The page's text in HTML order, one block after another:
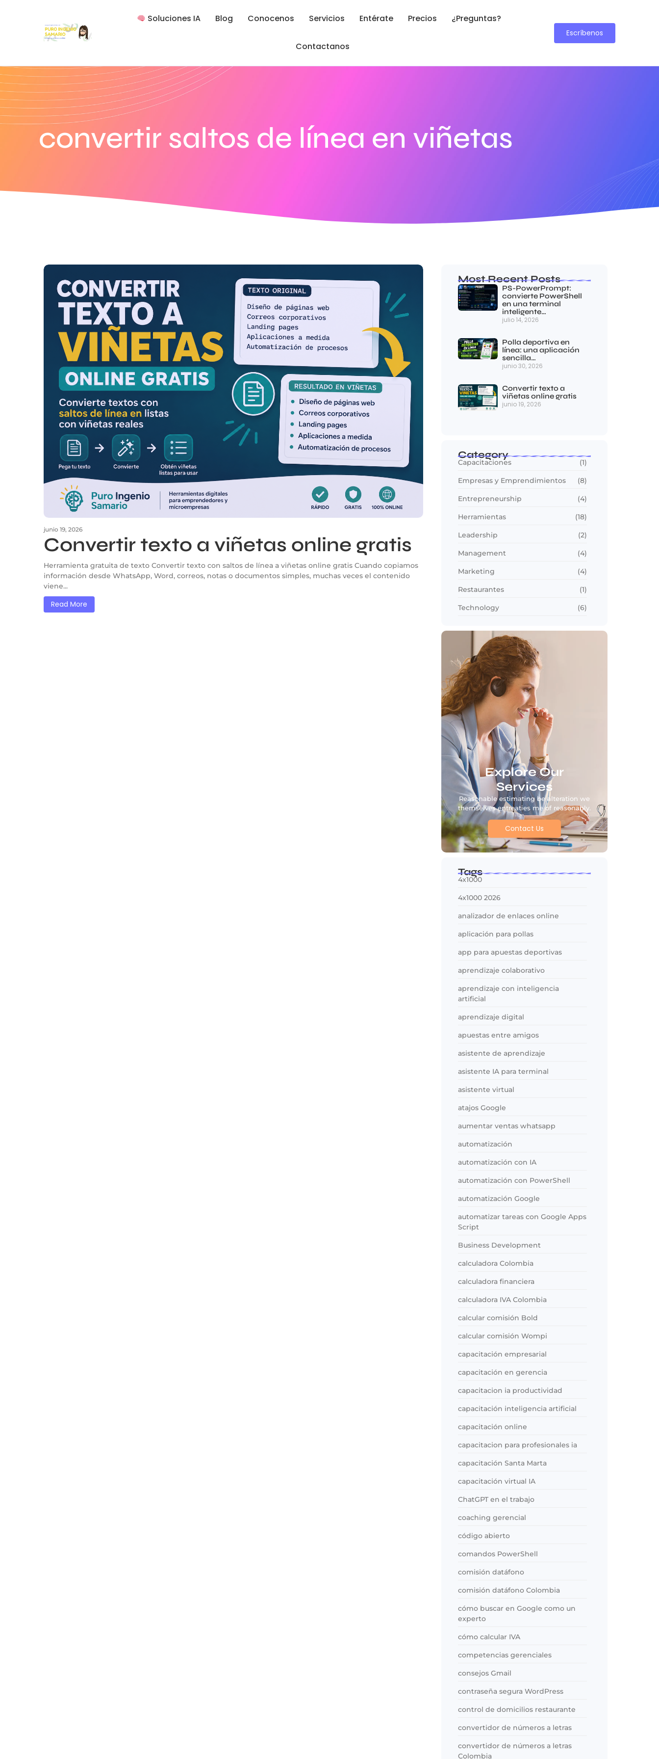
Soluciones IA Blog Conocenos Servicios Entérate Precios ¿Preguntas?
Contactanos
Escríbenos
convertir saltos de línea en viñetas
junio 19, 2026
Convertir texto a viñetas online gratis
Herramienta gratuita de texto Convertir texto con saltos de línea a viñetas online gratis Cuando copiamos
información desde WhatsApp, Word, correos, notas o documentos simples, muchas veces el contenido
viene...
Read More
Most Recent Posts
PS-PowerPrompt:
convierte PowerShell
en una terminal
inteligente…
julio 14, 2026
Polla deportiva en
línea: una aplicación
sencilla…
junio 30, 2026
Convertir texto a
viñetas online gratis
junio 19, 2026
Category
Capacitaciones (1)
Empresas y Emprendimientos (8)
Entrepreneurship (4)
Herramientas (18)
Leadership (2)
Management (4)
Marketing (4)
Restaurantes (1)
Technology (6)
Explore Our
Services
Reasonable estimating be alteration we
themselves entreaties me of reasonably.
Contact Us
Tags
4x1000
4x1000 2026
analizador de enlaces online
aplicación para pollas
app para apuestas deportivas
aprendizaje colaborativo
aprendizaje con inteligencia
artificial
aprendizaje digital
apuestas entre amigos
asistente de aprendizaje
asistente IA para terminal
asistente virtual
atajos Google
aumentar ventas whatsapp
automatización
automatización con IA
automatización con PowerShell
automatización Google
automatizar tareas con Google Apps
Script
Business Development
calculadora Colombia
calculadora financiera
calculadora IVA Colombia
calcular comisión Bold
calcular comisión Wompi
capacitación empresarial
capacitación en gerencia
capacitacion ia productividad
capacitación inteligencia artificial
capacitación online
capacitacion para profesionales ia
capacitación Santa Marta
capacitación virtual IA
ChatGPT en el trabajo
coaching gerencial
código abierto
comandos PowerShell
comisión datáfono
comisión datáfono Colombia
cómo buscar en Google como un
experto
cómo calcular IVA
competencias gerenciales
consejos Gmail
contraseña segura WordPress
control de domicilios restaurante
convertidor de números a letras
convertidor de números a letras
Colombia